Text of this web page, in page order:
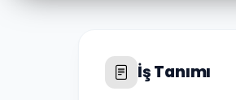
İş Tanımı